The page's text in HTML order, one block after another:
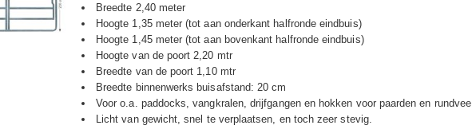
Breedte 2,40 meter
Hoogte 1,35 meter (tot aan onderkant halfronde eindbuis)
Hoogte 1,45 meter (tot aan bovenkant halfronde eindbuis)
Hoogte van de poort 2,20 mtr
Breedte van de poort 1,10 mtr
Breedte binnenwerks buisafstand: 20 cm
Voor o.a. paddocks, vangkralen, drijfgangen en hokken voor paarden en rundvee
Licht van gewicht, snel te verplaatsen, en toch zeer stevig.